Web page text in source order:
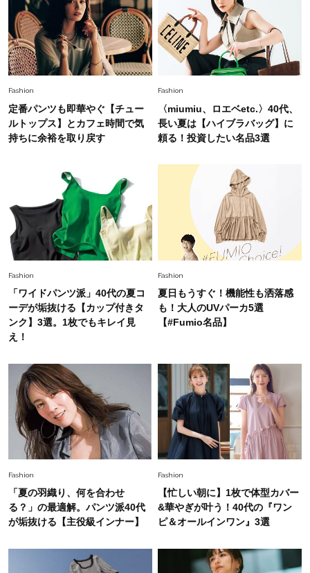
Lifestyle 2026.7.29
「人間、役に立たなきゃ生きてちゃいかんか？」
上野千鶴子先生が問い直す“理想の老後”の呪縛
【ジェンダー連載23】
2026.8.6
26年夏の【開運アクション】は”ひと拭き”習
慣！「金運アップ→トイレ、じゃあ底上げ運
は？」
中村ゆりさん「40代になり、やっと“仕事以外の
幸福感”に目が向いた」ライフスタイルも、服も
Fashion 2026.7.16
白黒でもこんなに華やぐ！40代、夏の「甘めト
ップス×パンツ」コーデ〈3選〉
Fashion 2026.5.29
40代の夏通勤はこれ１着！「きちんと感」も
初夏はこれさえあれば！40代は【淡色ワンピ】
で即涼しげ＆上品見え〈3選〉
Fashion 2026.8.5
選び」！
Fashion 2026.7.31
いめハーフパンツでモードに昇華
Fashion
定番パンツも即華やぐ【チュー
ルトップス】とカフェ時間で気
持ちに余裕を取り戻す
Fashion
〈miumiu、ロエベetc.〉40代、
長い夏は【ハイブラバッグ】に
頼る！投資したい名品3選
Fashion
「ワイドパンツ派」40代の夏コ
ーデが垢抜ける【カップ付きタ
ンク】3選。1枚でもキレイ見
え！
Fashion
夏日もうすぐ！機能性も洒落感
も！大人のUVパーカ5選
【#Fumio名品】
Fashion
「夏の羽織り、何を合わせ
る？」の最適解。パンツ派40代
が垢抜ける【主役級インナー】
Fashion
【忙しい朝に】1枚で体型カバー
&華やぎが叶う！40代の『ワン
ピ＆オールインワン』3選